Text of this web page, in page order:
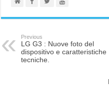
Previous
LG G3 : Nuove foto del
dispositivo e caratteristiche
tecniche.